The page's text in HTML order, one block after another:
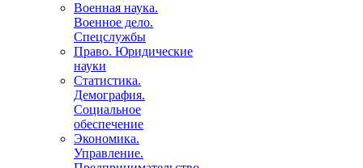
Военная наука.
Военное дело.
Спецслужбы
Право. Юридические
науки
Статистика.
Демография.
Социальное
обеспечение
Экономика.
Управление.